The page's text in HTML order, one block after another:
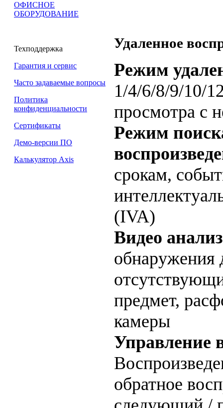
ОФИСНОЕ
ОБОРУДОВАНИЕ
Техподдержка
Гарантия и сервис
Часто задаваемые вопросы
Политика
конфиденциальности
Сертификаты
Демо-версии ПО
Калькулятор Axis
Удаленное
Режим
1/4/6/8/9/10/
просмотра с
Режим
срокам,
(IVA)
Видео
обнаружения
предмет,
камеры
Управление
обратное